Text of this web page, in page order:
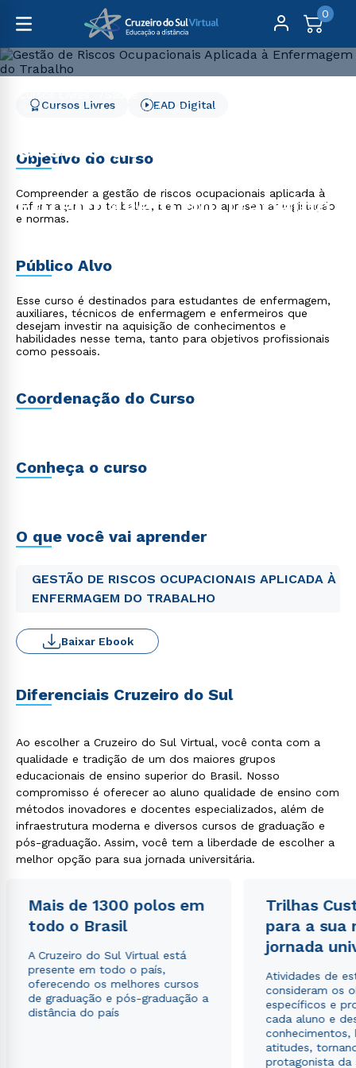
0
Gestão de Riscos Ocupacionais Aplicada à Enfermagem
Gestão de Riscos
Ocupacionais Aplicada à
Enfermagem do Trabalho
Cursos Livres EAD Digital
Objetivo do curso
Compreender a gestão de riscos ocupacionais aplicada à
enfermagem do trabalho, bem como apresentar legislação
e normas.
Público Alvo
Esse curso é destinados para estudantes de enfermagem,
auxiliares, técnicos de enfermagem e enfermeiros que
desejam investir na aquisição de conhecimentos e
habilidades nesse tema, tanto para objetivos profissionais
como pessoais.
Coordenação do Curso
Conheça o curso
O que você vai aprender
GESTÃO DE RISCOS OCUPACIONAIS APLICADA À
ENFERMAGEM DO TRABALHO
Baixar Ebook
Diferenciais Cruzeiro do Sul
Ao escolher a Cruzeiro do Sul Virtual, você conta com a
qualidade e tradição de um dos maiores grupos
educacionais de ensino superior do Brasil. Nosso
compromisso é oferecer ao aluno qualidade de ensino com
métodos inovadores e docentes especializados, além de
infraestrutura moderna e diversos cursos de graduação e
pós-graduação. Assim, você tem a liberdade de escolher a
melhor opção para sua jornada universitária.
Mais de 1300 polos em
todo o Brasil
A Cruzeiro do Sul Virtual está
presente em todo o país,
oferecendo os melhores cursos
de graduação e pós-graduação a
distância do país
Trilhas
para a sua
jornada
Atividades de
consideram os
específicos e
cada aluno e
conhecimentos,
atitudes,
protagonista da